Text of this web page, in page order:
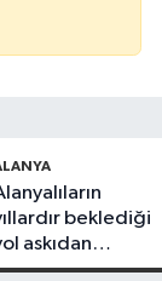
beklediği
askıdan